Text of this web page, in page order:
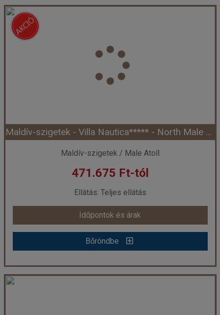
Maldív-szigetek - Royal Island Resort ***** - Baa Atoll (Egyéni) *****
Város: Baa Atoll
Utazás módja:
Egyénileg
Teljes ellátás
Szálláskategória: Hotel *****
Beach Villa, 2 felnőtt
Időpont: 2027-05-11 | 7 éj
már 471.675 Ft-tól
Időpontok és árak
Bőröndbe
Maldív-szigetek - Villa Nautica***** - North Male Atoll (Egyéni) *****
Maldív-szigetek / Male Atoll
471.675 Ft-tól
Ellátás: Teljes ellátás
Időpontok és árak
Bőröndbe
Maldív-szigetek - Villa Nautica***** - North Male Atoll (Egyéni) *****